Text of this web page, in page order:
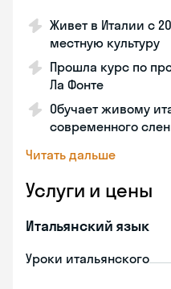
Живет в Италии с
местную культуру
Прошла курс по
Ла Фонте
Обучает живому
современного
Читать дальше
Услуги и цены
Итальянский язык
Уроки итальянского